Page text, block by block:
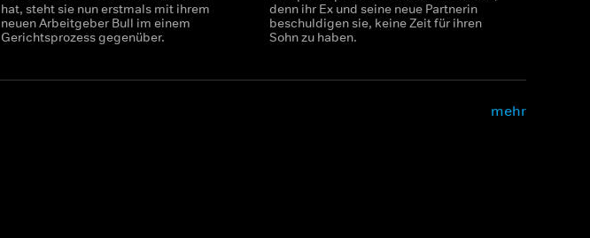
hat, steht sie nun erstmals mit ihrem
neuen Arbeitgeber Bull im einem
Gerichtsprozess gegenüber.
denn ihr Ex und seine neue Partnerin
beschuldigen sie, keine Zeit für ihren
Sohn zu haben.
mehr